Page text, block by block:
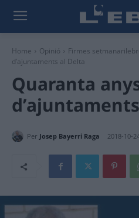
Home Opinió Firmes
d’ajuntaments al Delta
Quaranta
Per Josep Bayerri Raga 2018-10-